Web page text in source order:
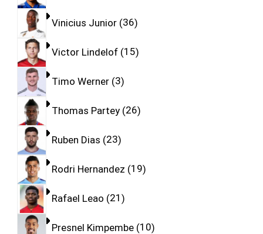
Vinicius Junior 36
Victor Lindelof 15
Timo Werner 3
Thomas Partey 26
Ruben Dias 23
Rodri Hernandez 19
Rafael Leao 21
Presnel Kimpembe 10